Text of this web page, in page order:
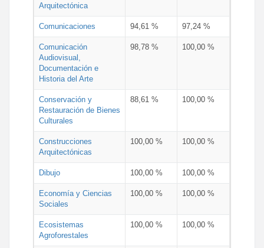
Arquitectónica
Comunicaciones 94,61 % 97,24 %
Comunicación
Audiovisual,
Documentación e
Historia del Arte
98,78 % 100,00 %
Conservación y
Restauración de Bienes
Culturales
88,61 % 100,00 %
Construcciones
Arquitectónicas
100,00 % 100,00 %
Dibujo 100,00 % 100,00 %
Economía y Ciencias
Sociales
100,00 % 100,00 %
Ecosistemas
Agroforestales
100,00 % 100,00 %